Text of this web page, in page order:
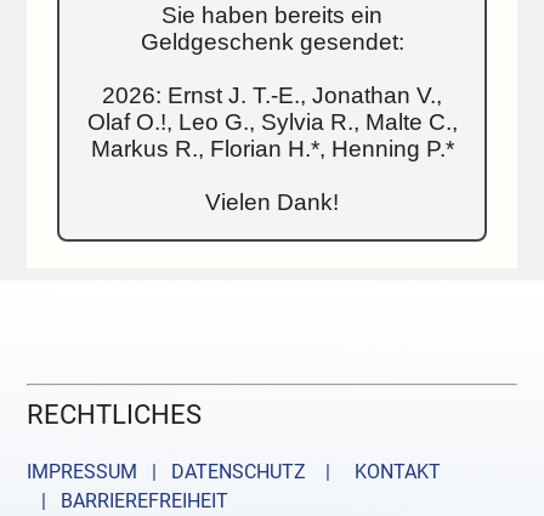
Sie haben bereits ein
Geldgeschenk gesendet:
2026: Ernst J. T.-E., Jonathan V.,
Olaf O.!, Leo G., Sylvia R., Malte C.,
Markus R., Florian H.*, Henning P.*
Vielen Dank!
RECHTLICHES
IMPRESSUM | DATENSCHUTZ |
KONTAKT
| BARRIEREFREIHEIT